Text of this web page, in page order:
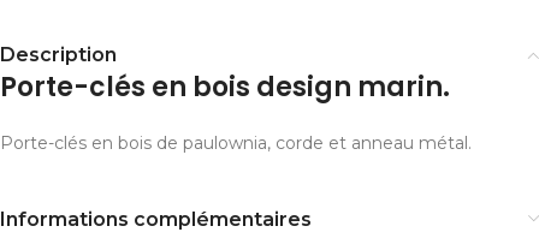
Description
Porte-clés en bois design marin.
Porte-clés en bois de paulownia, corde et anneau métal.
Informations complémentaires